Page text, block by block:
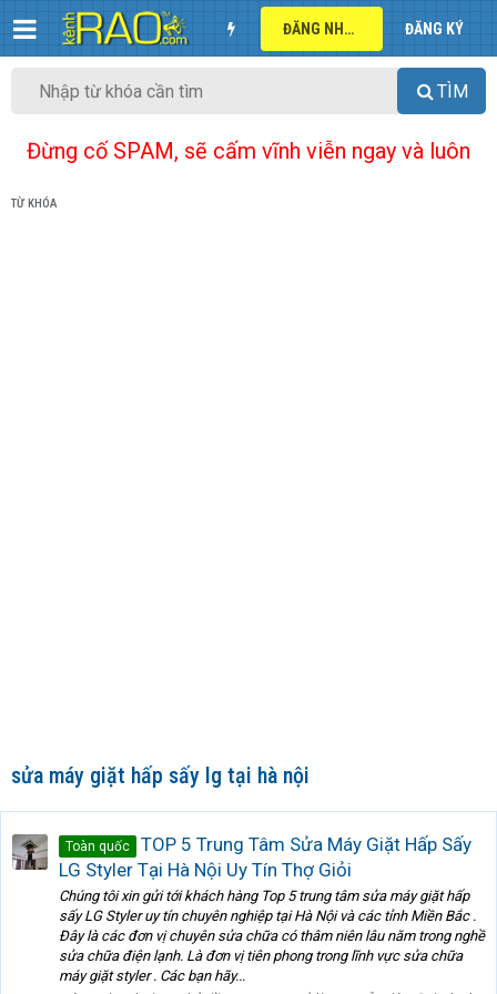
ĐĂNG NHẬP ĐĂNG KÝ
TÌM
Đừng cố SPAM, sẽ cấm vĩnh viễn ngay và luôn
TỪ KHÓA
sửa máy giặt hấp sấy lg tại hà nội
Toàn quốc
TOP 5 Trung Tâm Sửa Máy Giặt Hấp Sấy
LG Styler Tại Hà Nội Uy Tín Thợ Giỏi
Chúng tôi xin gửi tới khách hàng Top 5 trung tâm sửa máy giặt hấp
sấy LG Styler uy tín chuyên nghiệp tại Hà Nội và các tỉnh Miền Bắc .
Đây là các đơn vị chuyên sửa chữa có thâm niên lâu năm trong nghề
sửa chữa điện lạnh. Là đơn vị tiên phong trong lĩnh vực sửa chữa
máy giặt styler . Các bạn hãy...